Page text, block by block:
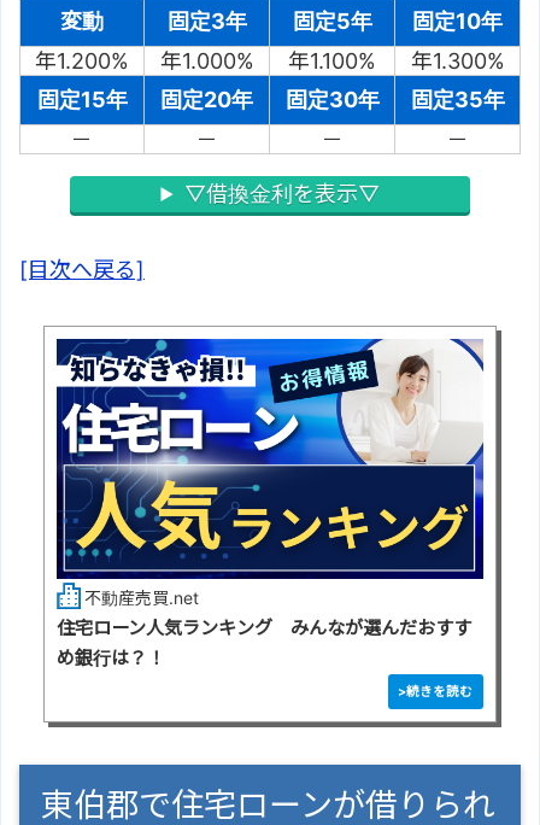
変動 固定3年 固定5年
固定10年
年1.200%
年1.000% 年1.100%
年1.300%
固定15年
固定20年 固定30年
固定35年
－
－ － －
▽借換金利を表示▽
[目次へ戻る]
不動産売買.net
住宅ローン人気ランキング みんなが選んだおすす
め銀行は？！
東伯郡で住宅ローンが借りられ